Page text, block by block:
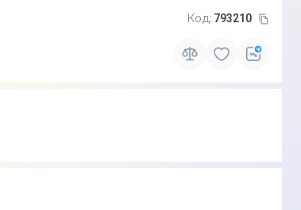
Код: 793210